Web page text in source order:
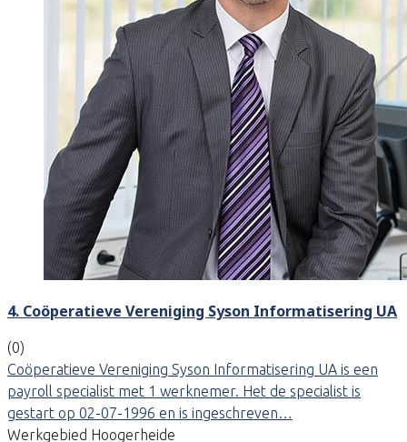
4. Coöperatieve Vereniging Syson Informatisering UA
(0)
Coöperatieve Vereniging Syson Informatisering UA is een
payroll specialist met 1 werknemer. Het de specialist is
gestart op 02-07-1996 en is ingeschreven…
Werkgebied Hoogerheide